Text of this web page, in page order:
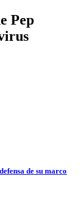
Pep
de su marco